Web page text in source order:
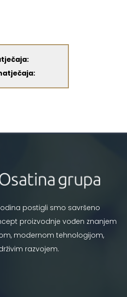
postigli smo savršeno
proizvodnje vođen znanjem
modernom tehnologijom,
razvojem.